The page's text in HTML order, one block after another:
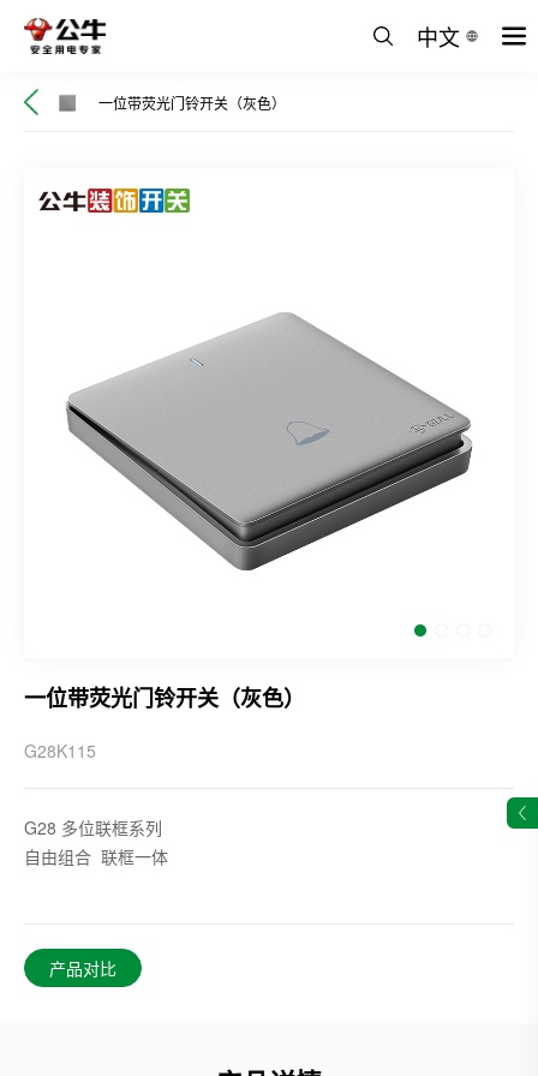
中文
一位带荧光门铃开关（灰色）
一位带荧光门铃开关（灰色）
G28K115
G28 多位联框系列
自由组合 联框一体
产品对比